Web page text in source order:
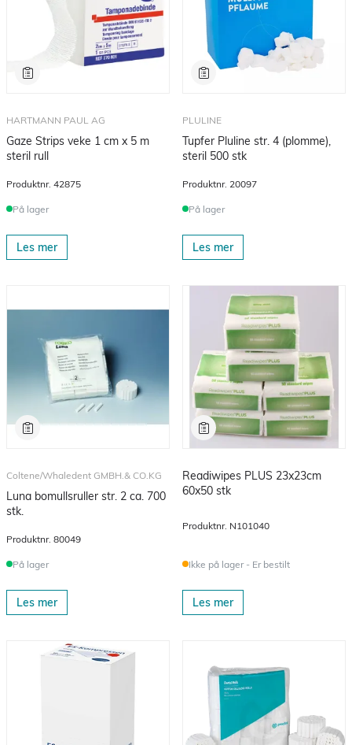
HARTMANN PAUL AG
Gaze Strips veke 1 cm x 5 m
steril rull
Produktnr. 42875
På lager
Les mer
PLULINE
Tupfer Pluline str. 4 (plomme),
steril 500 stk
Produktnr. 20097
På lager
Les mer
Coltene/Whaledent GMBH.& CO.KG
Luna bomullsruller str. 2 ca. 700
stk.
Produktnr. 80049
På lager
Les mer
Readiwipes PLUS 23x23cm
60x50 stk
Produktnr. N101040
Ikke på lager - Er bestilt
Les mer